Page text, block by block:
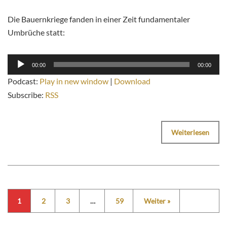
Die Bauernkriege fanden in einer Zeit fundamentaler
Umbrüche statt:
Audio-
Player
00:00 00:00
Podcast: Play in new window | Download
Subscribe: RSS
Weiterlesen
1 2 3 … 59 Weiter »